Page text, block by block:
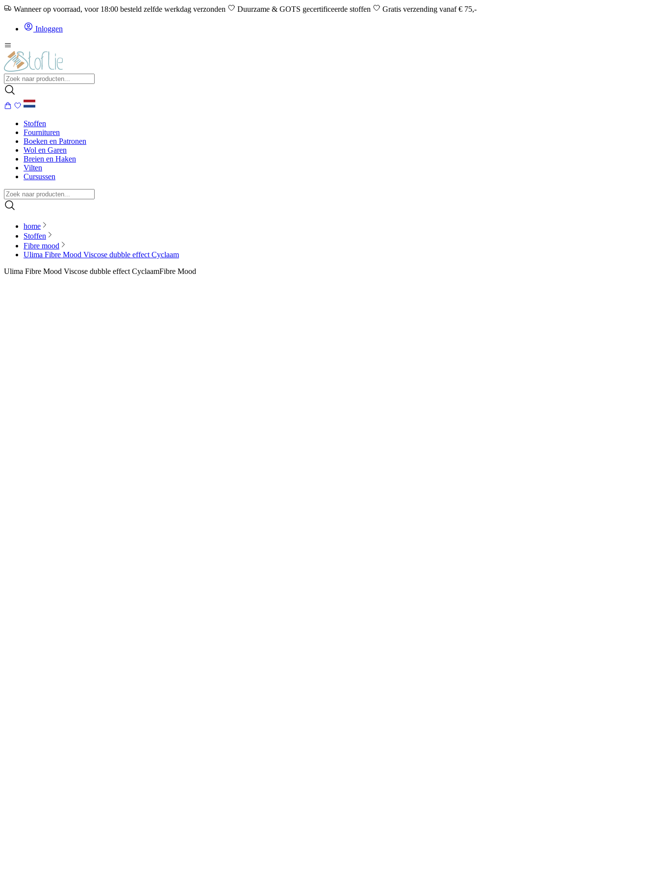
Wanneer op voorraad, voor 18:00 besteld zelfde werkdag verzonden Duurzame & GOTS gecertificeerde stoffen Gratis verzending vanaf € 75,-
Inloggen
Stoffen
Fournituren
Boeken en Patronen
Wol en Garen
Breien en Haken
Vilten
Cursussen
home
Stoffen
Fibre mood
Ulima Fibre Mood Viscose dubble effect Cyclaam
Ulima Fibre Mood Viscose dubble effect CyclaamFibre Mood